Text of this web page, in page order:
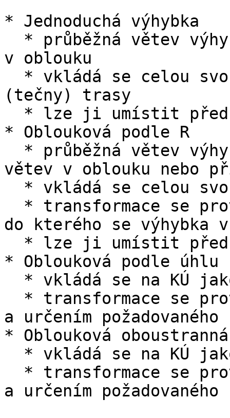
* Jednoduchá výhybka
v oblouku
(tečny) trasy
* Oblouková podle R
větev v oblouku nebo
do kterého se výhybka
* Oblouková podle úhlu
a určením
* Oblouková oboustranná
a určením